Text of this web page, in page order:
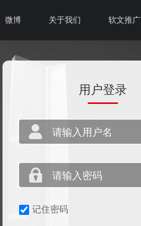
微博 关于我们 软文推广
用户登录
记住密码